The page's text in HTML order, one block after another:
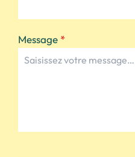
Message *